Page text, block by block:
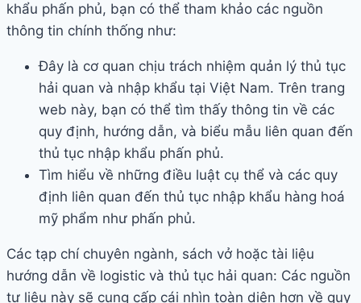
khẩu phấn phủ, bạn có thể tham khảo các nguồn
thông tin chính thống như:
Đây là cơ quan chịu trách nhiệm quản lý thủ tục
hải quan và nhập khẩu tại Việt Nam. Trên trang
web này, bạn có thể tìm thấy thông tin về các
quy định, hướng dẫn, và biểu mẫu liên quan đến
thủ tục nhập khẩu phấn phủ.
Tìm hiểu về những điều luật cụ thể và các quy
định liên quan đến thủ tục nhập khẩu hàng hoá
mỹ phẩm như phấn phủ.
Các tạp chí chuyên ngành, sách vở hoặc tài liệu
hướng dẫn về logistic và thủ tục hải quan: Các nguồn
tư liệu này sẽ cung cấp cái nhìn toàn diện hơn về quy